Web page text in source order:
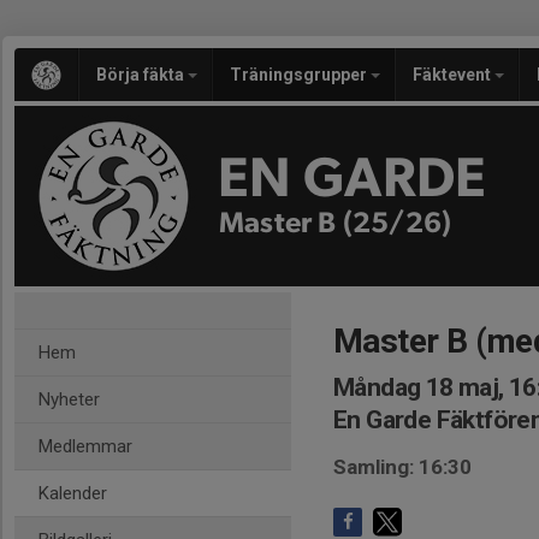
Börja fäkta Träningsgrupper Fäktevent
EN GARDE
Master B (25/26)
Hem
Nyheter
Medlemmar
Kalender
Master B
Måndag 18 maj,
En Garde
Samling: 16:30